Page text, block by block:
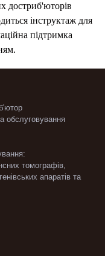
достриб'юторів
інструктаж для
підтримка
обслуговування
томографів,
апаратів та